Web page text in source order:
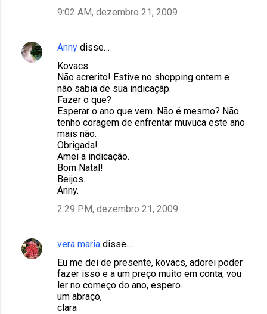
9:02 AM, dezembro 21, 2009
Anny disse…
Kovacs:
Não acrerito! Estive no shopping ontem e
não sabia de sua indicaçãp.
Fazer o que?
Esperar o ano que vem. Não é mesmo? Não
tenho coragem de enfrentar muvuca este ano
mais não.
Obrigada!
Amei a indicação.
Bom Natal!
Beijos.
Anny.
2:29 PM, dezembro 21, 2009
vera maria disse…
Eu me dei de presente, kovacs, adorei poder
fazer isso e a um preço muito em conta, vou
ler no começo do ano, espero.
um abraço,
clara